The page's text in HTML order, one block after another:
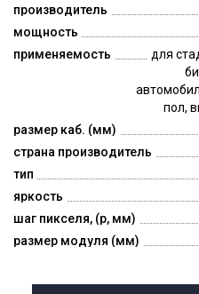
производитель
мощность
применяемость
для
пол,
размер каб. (мм)
страна производитель
тип
яркость
шаг пикселя, (p, мм)
размер модуля (мм)